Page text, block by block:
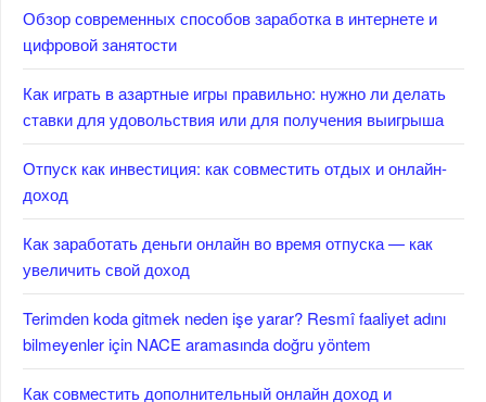
Обзор современных способов заработка в интернете и
цифровой занятости
Как играть в азартные игры правильно: нужно ли делать
ставки для удовольствия или для получения выигрыша
Отпуск как инвестиция: как совместить отдых и онлайн-
доход
Как заработать деньги онлайн во время отпуска — как
увеличить свой доход
Terimden koda gitmek neden işe yarar? Resmî faaliyet adını
bilmeyenler için NACE aramasında doğru yöntem
Как совместить дополнительный онлайн доход и